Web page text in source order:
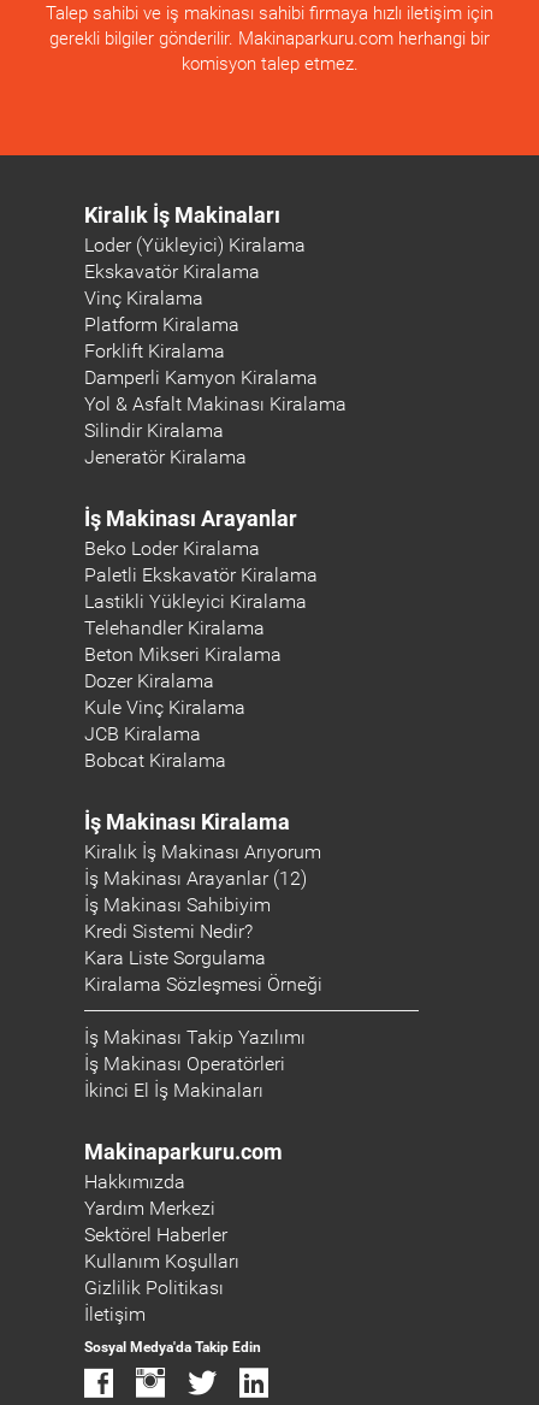
Talep sahibi ve iş makinası sahibi firmaya hızlı iletişim için
gerekli bilgiler gönderilir. Makinaparkuru.com herhangi bir
komisyon talep etmez.
Kiralık İş Makinaları
Loder (Yükleyici) Kiralama
Ekskavatör Kiralama
Vinç Kiralama
Platform Kiralama
Forklift Kiralama
Damperli Kamyon Kiralama
Yol & Asfalt Makinası Kiralama
Silindir Kiralama
Jeneratör Kiralama
İş Makinası Arayanlar
Beko Loder Kiralama
Paletli Ekskavatör Kiralama
Lastikli Yükleyici Kiralama
Telehandler Kiralama
Beton Mikseri Kiralama
Dozer Kiralama
Kule Vinç Kiralama
JCB Kiralama
Bobcat Kiralama
İş Makinası Kiralama
Kiralık İş Makinası Arıyorum
İş Makinası Arayanlar (12)
İş Makinası Sahibiyim
Kredi Sistemi Nedir?
Kara Liste Sorgulama
Kiralama Sözleşmesi Örneği
İş Makinası Takip Yazılımı
İş Makinası Operatörleri
İkinci El İş Makinaları
Makinaparkuru.com
Hakkımızda
Yardım Merkezi
Sektörel Haberler
Kullanım Koşulları
Gizlilik Politikası
İletişim
Sosyal Medya'da Takip Edin